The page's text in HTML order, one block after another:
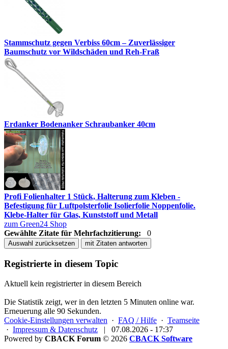
Stammschutz gegen Verbiss 60cm – Zuverlässiger
Baumschutz vor Wildschäden und Reh-Fraß
Erdanker Bodenanker Schraubanker 40cm
Profi Folienhalter 1 Stück, Halterung zum Kleben -
Befestigung für Luftpolsterfolie Isolierfolie Noppenfolie.
Klebe-Halter für Glas, Kunststoff und Metall
zum Green24 Shop
Gewählte Zitate für Mehrfachzitierung:
0
Auswahl zurücksetzen mit Zitaten antworten
Registrierte in diesem Topic
Aktuell kein registrierter in diesem Bereich
Die Statistik zeigt, wer in den letzten 5 Minuten online war.
Erneuerung alle 90 Sekunden.
Cookie-Einstellungen verwalten · FAQ / Hilfe · Teamseite
· Impressum & Datenschutz |
07.08.2026 - 17:37
Powered by CBACK Forum © 2026 CBACK Software